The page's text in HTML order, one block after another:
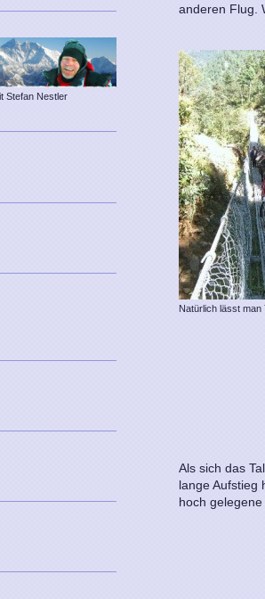
anderen Flug.
Natürlich lässt man
Als sich das
lange Aufstieg
hoch
Stefan Nestler